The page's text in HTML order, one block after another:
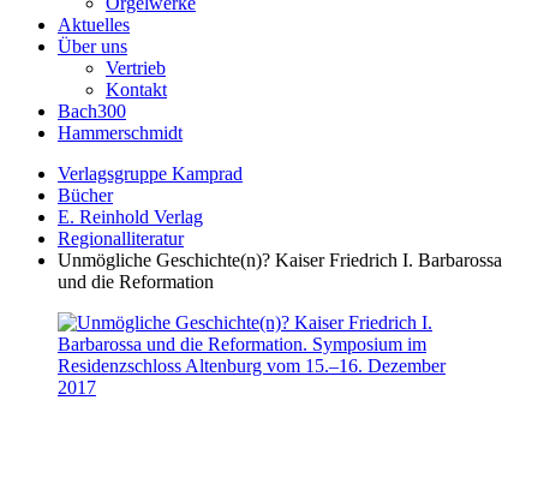
Aktuelles
Über uns
Vertrieb
Kontakt
Bach300
Hammerschmidt
Verlagsgruppe Kamprad
Bücher
E. Reinhold Verlag
Regionalliteratur
Unmögliche Geschichte(n)? Kaiser Friedrich I. Barbarossa
und die Reformation